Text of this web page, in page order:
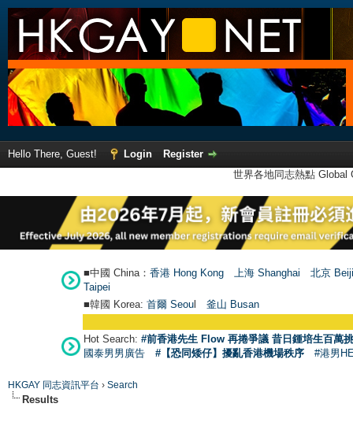
Hello There, Guest! Login
Register
世界各地同志熱點
■中國 China： 香港 Hong Kong 上海 Shanghai
北京
Taipei
■韓國 Korea: 首爾 Seoul 釜山 Busan
Hot Search: #前香港先生 Flow 再捲爭議 昔日鍾培生百萬
國泰男男廣告
#【恐同矮仔】擾亂香港機場秩序 #港男
HKGAY 同志資訊平台 › Search
Results